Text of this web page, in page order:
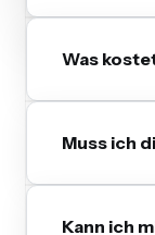
Was
Muss ich
Kann ich